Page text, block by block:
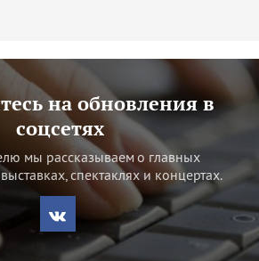
на обновления в
соцсетях
мы рассказываем о главных
спектаклях и концертах.